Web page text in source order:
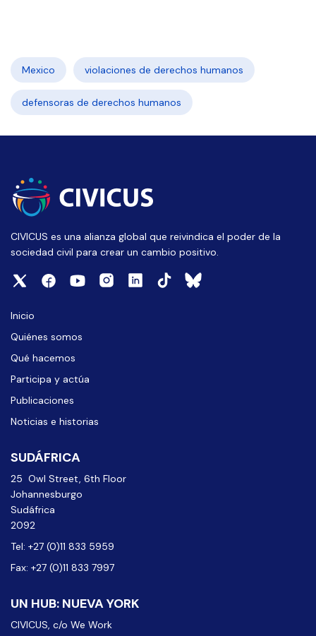
Mexico violaciones de derechos humanos
defensoras de derechos humanos
CIVICUS es una alianza global que reivindica el poder de la
sociedad civil para crear un cambio positivo.
Inicio
Quiénes somos
Qué hacemos
Participa y actúa
Publicaciones
Noticias e historias
SUDÁFRICA
25 Owl Street, 6th Floor
Johannesburgo
Sudáfrica
2092
Tel: +27 (0)11 833 5959
Fax: +27 (0)11 833 7997
UN HUB: NUEVA YORK
CIVICUS, c/o We Work